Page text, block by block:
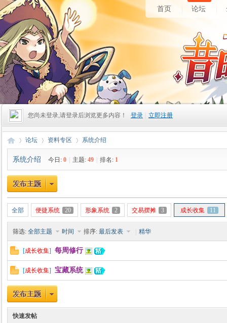
首页 论坛
您尚未登录,请登录后浏览更多内容！ 登录 立即注册
昔
时
»
论坛
›
资料专区 系统介绍
系统介绍 今日: 0 主题: 49 排名: 1
全部 便捷系统 20 形象系统 2 交易摆摊 3 成长收集 11
筛选: 全部主题 时间 排序: 最后发表 精华
[成长收集] 每周修行
[成长收集] 宝藏系统
快速发帖